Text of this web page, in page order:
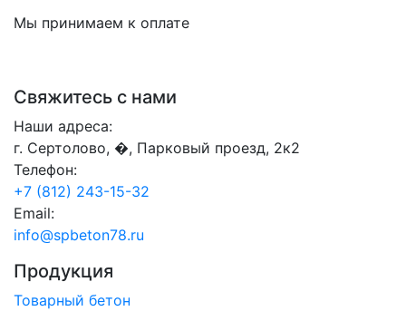
Мы принимаем к оплате
Свяжитесь с нами
Наши адреса:
г. Сертолово, �, Парковый проезд, 2к2
Телефон:
+7 (812) 243-15-32
Email:
info@spbeton78.ru
Продукция
Товарный бетон